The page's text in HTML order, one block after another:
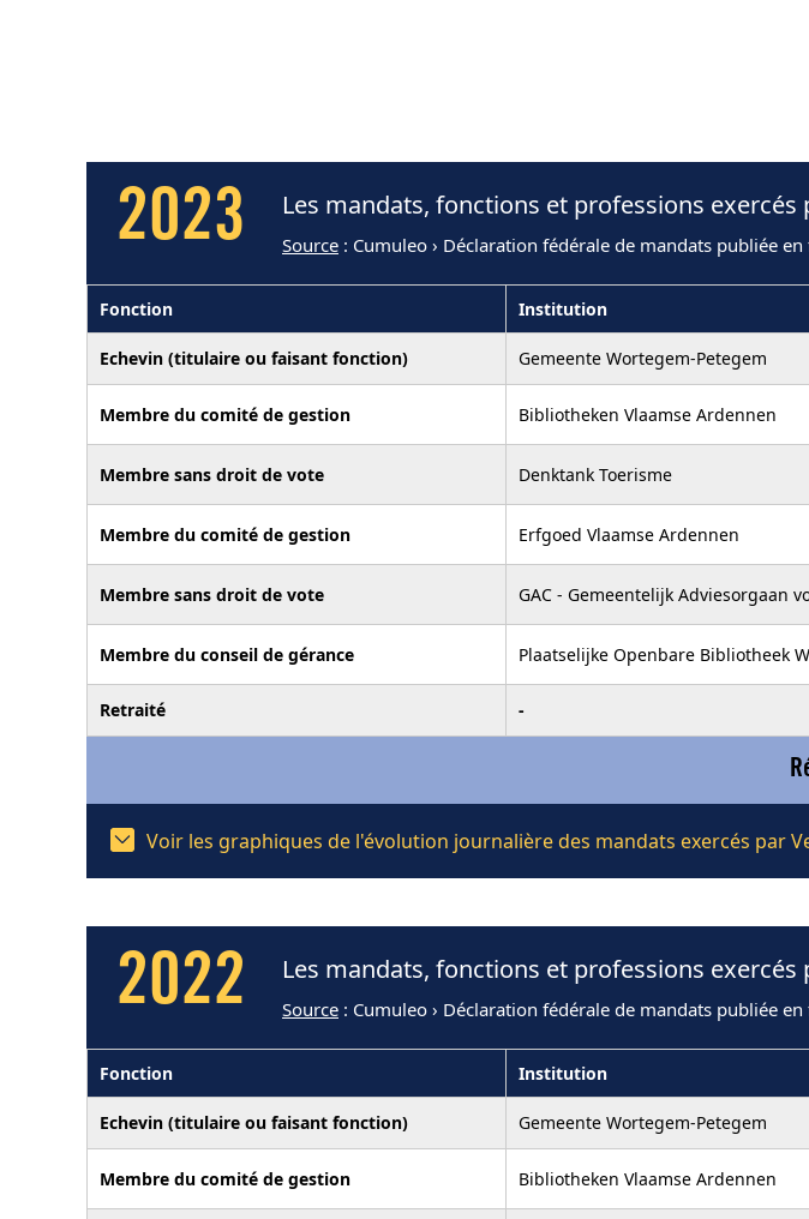
2023 Les mandats, fonctions et professions exercés
Source : Cumuleo › Déclaration fédérale de mandats publiée
Fonction Institution
Echevin (titulaire ou faisant fonction) Gemeente Wortegem-Petegem
Membre du comité de gestion Bibliotheken Vlaamse Ardennen
Membre sans droit de vote Denktank Toerisme
Membre du comité de gestion Erfgoed Vlaamse Ardennen
Membre sans droit de vote GAC - Gemeentelijk Adviesorgaan
Membre du conseil de gérance Plaatselijke Openbare Bibliotheek
Retraité -
Voir les graphiques de l'évolution journalière des mandats exercés par
2022 Les mandats, fonctions et professions exercés
Source : Cumuleo › Déclaration fédérale de mandats publiée
Fonction Institution
Echevin (titulaire ou faisant fonction) Gemeente Wortegem-Petegem
Membre du comité de gestion Bibliotheken Vlaamse Ardennen